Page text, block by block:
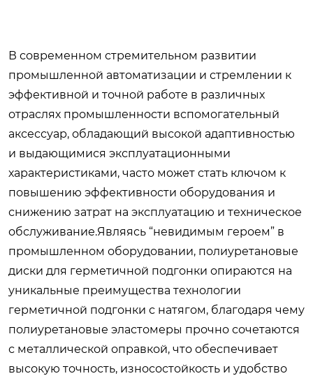
В современном стремительном развитии
промышленной автоматизации и стремлении к
эффективной и точной работе в различных
отраслях промышленности вспомогательный
аксессуар, обладающий высокой адаптивностью
и выдающимися эксплуатационными
характеристиками, часто может стать ключом к
повышению эффективности оборудования и
снижению затрат на эксплуатацию и техническое
обслуживание.Являясь “невидимым героем” в
промышленном оборудовании, полиуретановые
диски для герметичной подгонки опираются на
уникальные преимущества технологии
герметичной подгонки с натягом, благодаря чему
полиуретановые эластомеры прочно сочетаются
с металлической оправкой, что обеспечивает
высокую точность, износостойкость и удобство